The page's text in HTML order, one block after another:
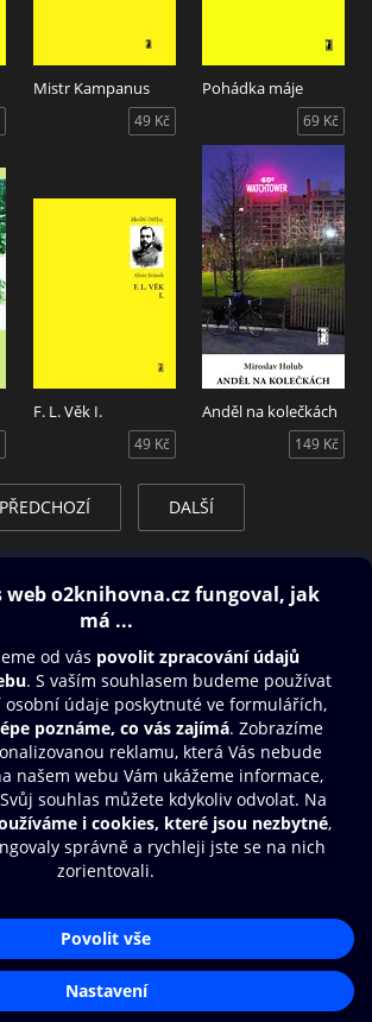
Mistr Kampanus
49 Kč
Pohádka máje
69 Kč
F. L. Věk I.
49 Kč
Anděl na kolečkách
149 Kč
PŘEDCHOZÍ DALŠÍ
a.s.
osobních údajů
Aplikace O2 Knihovna
Čti a poslouchej své e-knihy a
audioknihy rychleji a pohodlněji.